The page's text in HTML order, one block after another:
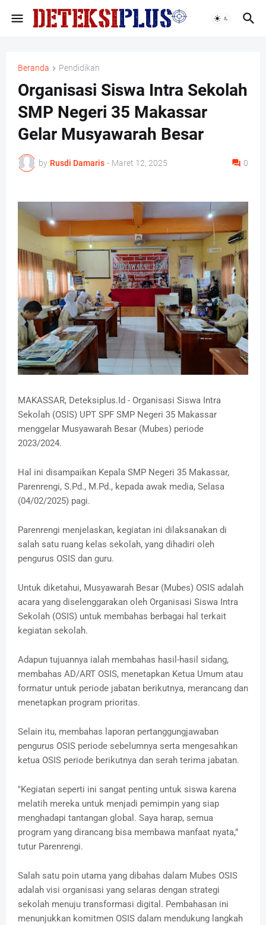
Beranda Pendidikan
Organisasi Siswa Intra Sekolah
SMP Negeri 35 Makassar
Gelar Musyawarah Besar
by Rusdi Damaris - Maret 12, 2025 0
MAKASSAR, Deteksiplus.Id - Organisasi Siswa Intra
Sekolah (OSIS) UPT SPF SMP Negeri 35 Makassar
menggelar Musyawarah Besar (Mubes) periode
2023/2024.
Hal ini disampaikan Kepala SMP Negeri 35 Makassar,
Parenrengi, S.Pd., M.Pd., kepada awak media, Selasa
(04/02/2025) pagi.
Parenrengi menjelaskan, kegiatan ini dilaksanakan di
salah satu ruang kelas sekolah, yang dihadiri oleh
pengurus OSIS dan guru.
Untuk diketahui, Musyawarah Besar (Mubes) OSIS adalah
acara yang diselenggarakan oleh Organisasi Siswa Intra
Sekolah (OSIS) untuk membahas berbagai hal terkait
kegiatan sekolah.
Adapun tujuannya ialah membahas hasil-hasil sidang,
membahas AD/ART OSIS, menetapkan Ketua Umum atau
formatur untuk periode jabatan berikutnya, merancang dan
menetapkan program prioritas.
Selain itu, membahas laporan pertanggungjawaban
pengurus OSIS periode sebelumnya serta mengesahkan
ketua OSIS periode berikutnya dan serah terima jabatan.
"Kegiatan seperti ini sangat penting untuk siswa karena
melatih mereka untuk menjadi pemimpin yang siap
menghadapi tantangan global. Saya harap, semua
program yang dirancang bisa membawa manfaat nyata,”
tutur Parenrengi.
Salah satu poin utama yang dibahas dalam Mubes OSIS
adalah visi organisasi yang selaras dengan strategi
sekolah menuju transformasi digital. Pembahasan ini
menunjukkan komitmen OSIS dalam mendukung langkah